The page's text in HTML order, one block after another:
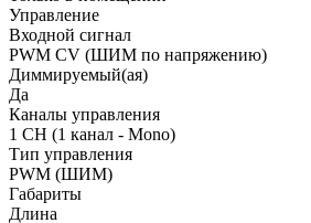
Управление
Входной сигнал
PWM СV (ШИМ по напряжению)
Диммируемый(ая)
Да
Каналы управления
1 CH (1 канал - Mono)
Тип управления
PWM (ШИМ)
Габариты
Длина